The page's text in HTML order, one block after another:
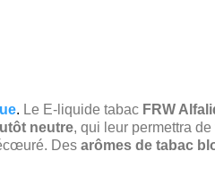
Le E-liquide tabac FRW
neutre , qui leur permettra
Des arômes de tabac